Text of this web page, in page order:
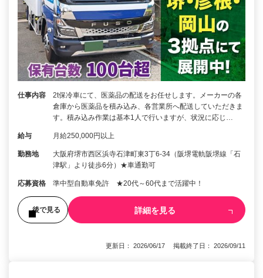
仕事内容
2t保冷車にて、医薬品の配送をお任せします。メーカーの各
倉庫から医薬品を積み込み、各営業所へ配送していただきま
す。積み込み作業は基本1人で行いますが、状況に応じ…
給与 月給250,000円以上
勤務地
大阪府堺市西区浜寺石津町東3丁6-34（阪堺電軌阪堺線「石
津駅」より徒歩6分）★車通勤可
応募資格 準中型自動車免許 ★20代～60代まで活躍中！
後で見る 詳細を見る
更新日： 2026/06/17 掲載終了日： 2026/09/11